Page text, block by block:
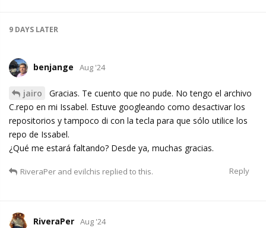
9 DAYS LATER
benjange Aug '24
jairo
Gracias. Te cuento que no pude. No tengo el archivo
C.repo en mi Issabel. Estuve googleando como desactivar los
repositorios y tampoco di con la tecla para que sólo utilice los
repo de Issabel.
¿Qué me estará faltando? Desde ya, muchas gracias.
Reply
RiveraPer and evilchis replied to this.
RiveraPer Aug '24